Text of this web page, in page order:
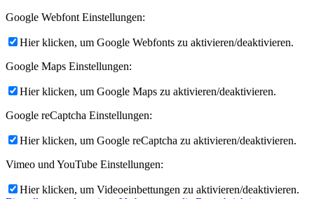
Google Webfont Einstellungen:
Hier klicken, um Google Webfonts zu aktivieren/deaktivieren.
Google Maps Einstellungen:
Hier klicken, um Google Maps zu aktivieren/deaktivieren.
Google reCaptcha Einstellungen:
Hier klicken, um Google reCaptcha zu aktivieren/deaktivieren.
Vimeo und YouTube Einstellungen:
Hier klicken, um Videoeinbettungen zu aktivieren/deaktivieren.